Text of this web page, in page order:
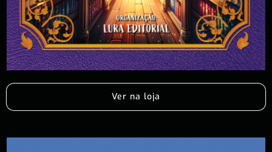
Ver na loja